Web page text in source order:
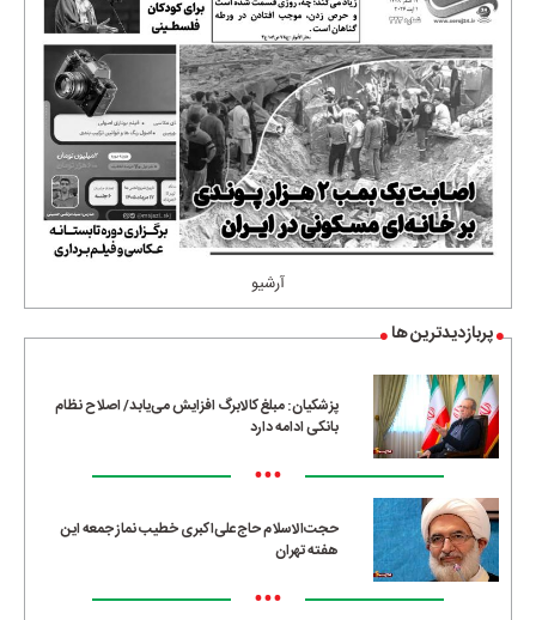
آرشیو
پربازدیدترین ها
پزشکیان: مبلغ کالابرگ افزایش می‌یابد/ اصلاح نظام
بانکی ادامه دارد
•••
حجت‌الاسلام حاج‌علی‌اکبری خطیب نماز جمعه این
هفته تهران
•••